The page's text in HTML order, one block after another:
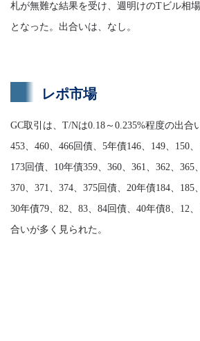
札が無難な結果を受け、週明けのTビル相
となった。出合いは、なし。
レポ市場
GC取引は、T/Nは0.18～0.235%程度の出合
453、460、466回債、5年債146、149、150、
173回債、10年債359、360、361、362、365
370、371、374、375回債、20年債184、185
30年債79、82、83、84回債、40年債8、12
合いが多く見られた。